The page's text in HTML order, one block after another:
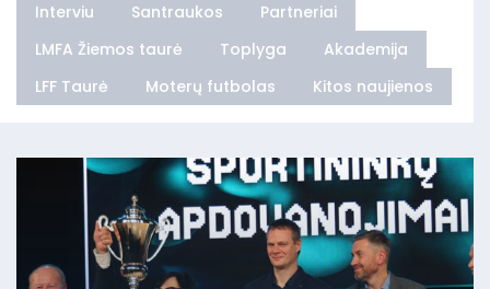
Interviu
Santraukos
Partneriai
LMFA Žiemos taurė
Toplyga
Akademija
LFF Taurė
Moterų futbolas Kitos naujienos